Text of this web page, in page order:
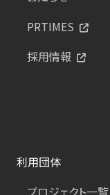
PRTIMES
採用情報
利用団体
プロジェクト一覧